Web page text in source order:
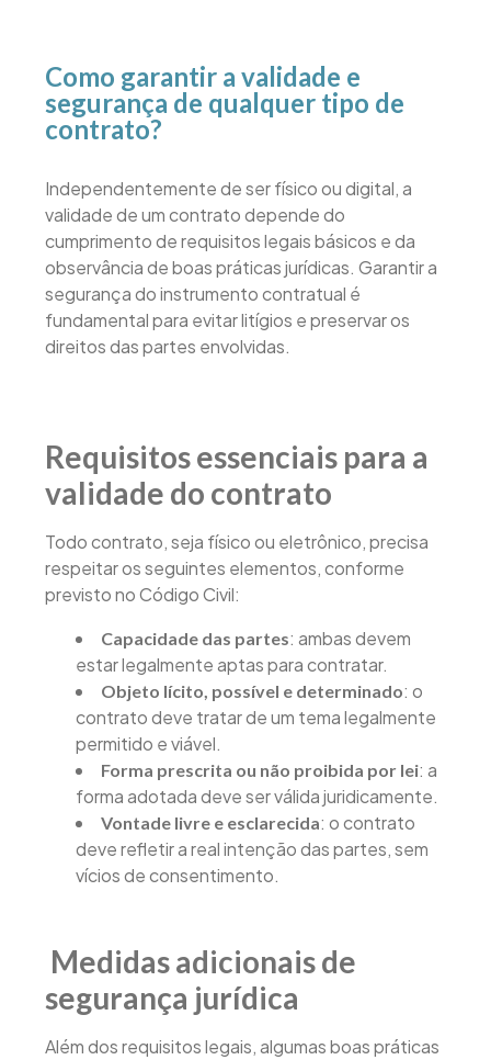
Como garantir a validade e
segurança de qualquer tipo de
contrato?
Independentemente de ser físico ou digital, a
validade de um contrato depende do
cumprimento de requisitos legais básicos e da
observância de boas práticas jurídicas. Garantir a
segurança do instrumento contratual é
fundamental para evitar litígios e preservar os
direitos das partes envolvidas.
Requisitos essenciais para a
validade do contrato
Todo contrato, seja físico ou eletrônico, precisa
respeitar os seguintes elementos, conforme
previsto no Código Civil:
Capacidade das partes: ambas devem
estar legalmente aptas para contratar.
Objeto lícito, possível e determinado: o
contrato deve tratar de um tema legalmente
permitido e viável.
Forma prescrita ou não proibida por lei: a
forma adotada deve ser válida juridicamente.
Vontade livre e esclarecida: o contrato
deve refletir a real intenção das partes, sem
vícios de consentimento.
Medidas adicionais de
segurança jurídica
Além dos requisitos legais, algumas boas práticas